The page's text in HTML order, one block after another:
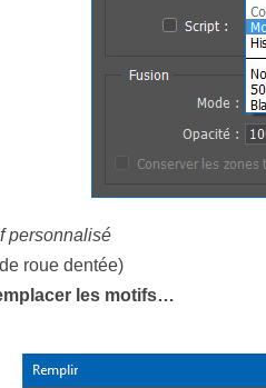
personnalisé
roue dentée)
les motifs…